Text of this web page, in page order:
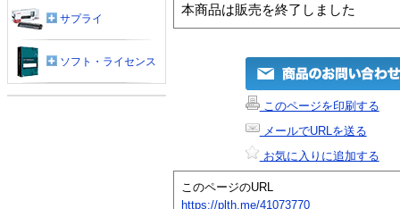
本商品は販売を終了しました
このページを印刷する
メールでURLを送る
お気に入りに追加する
このページのURL
https://plth.me/41073770
サプライ
ソフト・ライセンス